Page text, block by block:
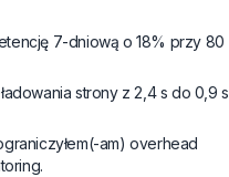
7-dniową o 18% przy 80
strony z 2,4 s do 0,9 s,
am) overhead